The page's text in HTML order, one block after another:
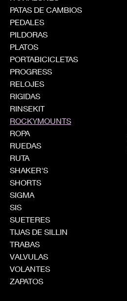
PATAS DE CAMBIOS
PEDALES
PILDORAS
PLATOS
PORTABICICLETAS
PROGRESS
RELOJES
RIGIDAS
RINSEKIT
ROCKYMOUNTS
ROPA
RUEDAS
RUTA
SHAKER'S
SHORTS
SIGMA
SIS
SUETERES
TIJAS DE SILLIN
TRABAS
VALVULAS
VOLANTES
ZAPATOS